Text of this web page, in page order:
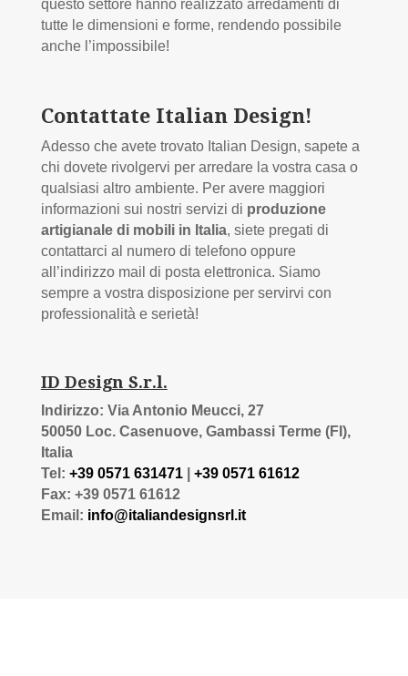
questo settore hanno realizzato arredamenti di
tutte le dimensioni e forme, rendendo possibile
anche l’impossibile!
Contattate Italian Design!
Adesso che avete trovato Italian Design, sapete a
chi dovete rivolgervi per arredare la vostra casa o
qualsiasi altro ambiente. Per avere maggiori
informazioni sui nostri servizi di produzione
artigianale di mobili in Italia, siete pregati di
contattarci al numero di telefono oppure
all’indirizzo mail di posta elettronica. Siamo
sempre a vostra disposizione per servirvi con
professionalità e serietà!
ID Design S.r.l.
Indirizzo: Via Antonio Meucci, 27
50050 Loc. Casenuove, Gambassi Terme (FI),
Italia
Tel: +39 0571 631471| +39 0571 61612
Fax: +39 0571 61612
Email: info@italiandesignsrl.it